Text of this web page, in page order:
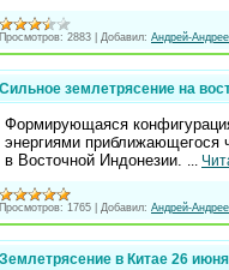
Просмотров: 2883 Добавил: Андрей-
Сильное землетрясение на
Формирующаяся
энергиями приближающегося
в Восточной Индонезии.
Просмотров: 1765 Добавил: Андрей-
Землетрясение в Китае 26